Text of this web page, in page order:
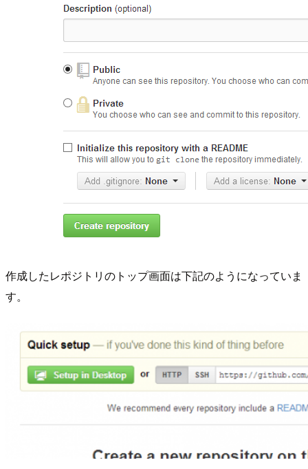
作成したレポジトリのトップ画面は下記のようになっていま
す。